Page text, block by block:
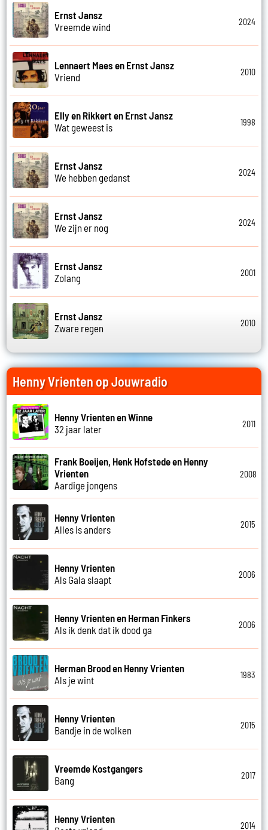
Ernst Jansz
Vreemde wind
2024
Lennaert Maes en Ernst Jansz
Vriend
2010
Elly en Rikkert en Ernst Jansz
Wat geweest is
1998
Ernst Jansz
We hebben gedanst
2024
Ernst Jansz
We zijn er nog
2024
Ernst Jansz
Zolang
2001
Ernst Jansz
Zware regen
2010
Henny Vrienten op Jouwradio
Henny Vrienten en Winne
32 jaar later
2011
Frank Boeijen, Henk Hofstede en Henny
Vrienten
Aardige jongens
2008
Henny Vrienten
Alles is anders
2015
Henny Vrienten
Als Gala slaapt
2006
Henny Vrienten en Herman Finkers
Als ik denk dat ik dood ga
2006
Herman Brood en Henny Vrienten
Als je wint
1983
Henny Vrienten
Bandje in de wolken
2015
Vreemde Kostgangers
Bang
2017
Henny Vrienten
2014